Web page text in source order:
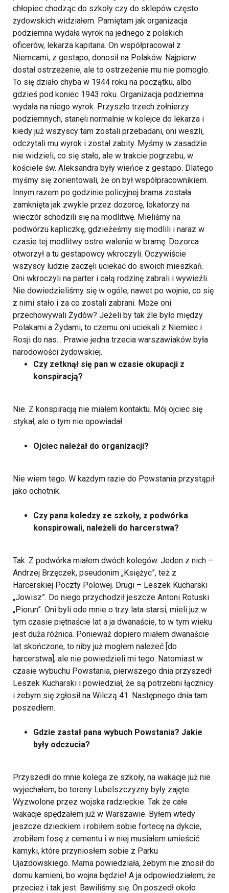
chłopiec chodząc do szkoły czy do sklepów często
żydowskich widziałem. Pamiętam jak organizacja
podziemna wydała wyrok na jednego z polskich
oficerów, lekarza kapitana. On współpracował z
Niemcami, z gestapo, donosił na Polaków. Najpierw
dostał ostrzeżenie, ale to ostrzeżenie mu nie pomogło.
To się działo chyba w 1944 roku na początku, albo
gdzieś pod koniec 1943 roku. Organizacja podziemna
wydała na niego wyrok. Przyszło trzech żołnierzy
podziemnych, stanęli normalnie w kolejce do lekarza i
kiedy już wszyscy tam zostali przebadani, oni weszli,
odczytali mu wyrok i został zabity. Myśmy w zasadzie
nie widzieli, co się stało, ale w trakcie pogrzebu, w
kościele św. Aleksandra były wieńce z gestapo. Dlatego
myśmy się zorientowali, że on był współpracownikiem.
Innym razem po godzinie policyjnej brama została
zamknięta jak zwykle przez dozorcę, lokatorzy na
wieczór schodzili się na modlitwę. Mieliśmy na
podwórzu kapliczkę, gdzieżeśmy się modlili i naraz w
czasie tej modlitwy ostre walenie w bramę. Dozorca
otworzył a tu gestapowcy wkroczyli. Oczywiście
wszyscy ludzie zaczęli uciekać do swoich mieszkań.
Oni wkroczyli na parter i całą rodzinę zabrali i wywieźli.
Nie dowiedzieliśmy się w ogóle, nawet po wojnie, co się
z nimi stało i za co zostali zabrani. Może oni
przechowywali Żydów? Jeżeli by tak źle było między
Polakami a Żydami, to czemu oni uciekali z Niemiec i
Rosji do nas... Prawie jedna trzecia warszawiaków była
narodowości żydowskiej.
Czy zetknął się pan w czasie okupacji z
konspiracją?
Nie. Z konspiracją nie miałem kontaktu. Mój ojciec się
stykał, ale o tym nie opowiadał.
Ojciec należał do organizacji?
Nie wiem tego. W każdym razie do Powstania przystąpił
jako ochotnik.
Czy pana koledzy ze szkoły, z podwórka
konspirowali, należeli do harcerstwa?
Tak. Z podwórka miałem dwóch kolegów. Jeden z nich –
Andrzej Brzęczek, pseudonim „Księżyc”, też z
Harcerskiej Poczty Polowej. Drugi – Leszek Kucharski
„Jowisz”. Do niego przychodził jeszcze Antoni Rotuski
„Piorun”. Oni byli ode mnie o trzy lata starsi, mieli już w
tym czasie piętnaście lat a ja dwanaście, to w tym wieku
jest duża różnica. Ponieważ dopiero miałem dwanaście
lat skończone, to niby już mogłem należeć [do
harcerstwa], ale nie powiedzieli mi tego. Natomiast w
czasie wybuchu Powstania, pierwszego dnia przyszedł
Leszek Kucharski i powiedział, że są potrzebni łącznicy
i żebym się zgłosił na Wilczą 41. Następnego dnia tam
poszedłem.
Gdzie zastał pana wybuch Powstania? Jakie
były odczucia?
Przyszedł do mnie kolega ze szkoły, na wakacje już nie
wyjechałem, bo tereny Lubelszczyzny były zajęte.
Wyzwolone przez wojska radzieckie. Tak że całe
wakacje spędzałem już w Warszawie. Byłem wtedy
jeszcze dzieckiem i robiłem sobie fortecę na dykcie,
zrobiłem fosę z cementu i w niej musiałem umieścić
kamyki, które przyniosłem sobie z Parku
Ujazdowskiego. Mama powiedziała, żebym nie znosił do
domu kamieni, bo wojna będzie! A ja odpowiedziałem, że
przecież i tak jest. Bawiliśmy się. On poszedł około